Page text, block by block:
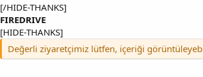
[/HIDE-THANKS]
FIREDRIVE
[HIDE-THANKS]
Değerli ziyaretçimiz lütfen, içeriği